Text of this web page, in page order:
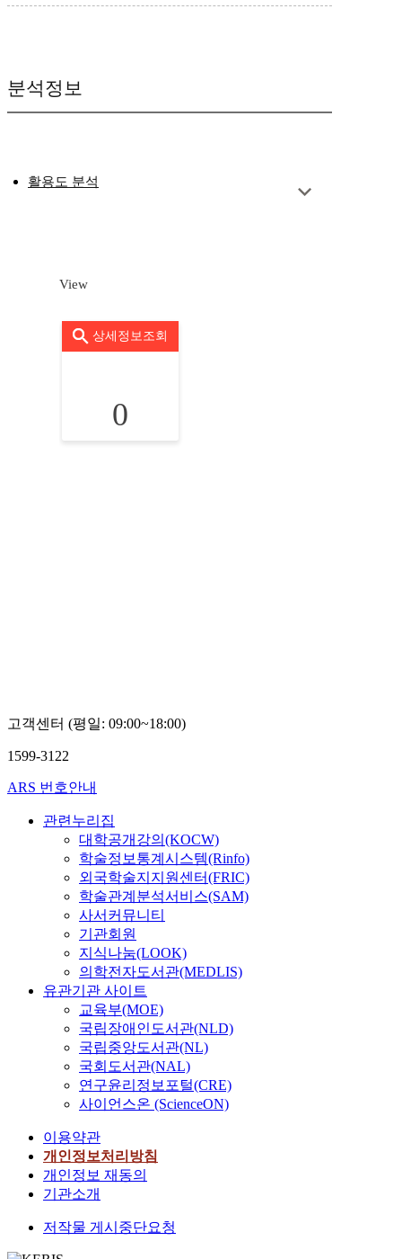
분석정보
활용도 분석
View
상세정보조회
0
고객센터 (평일: 09:00~18:00)
1599-3122
ARS 번호안내
관련누리집
대학공개강의(KOCW)
학술정보통계시스템(Rinfo)
외국학술지지원센터(FRIC)
학술관계분석서비스(SAM)
사서커뮤니티
기관회원
지식나눔(LOOK)
의학전자도서관(MEDLIS)
유관기관 사이트
교육부(MOE)
국립장애인도서관(NLD)
국립중앙도서관(NL)
국회도서관(NAL)
연구윤리정보포털(CRE)
사이언스온 (ScienceON)
이용약관
개인정보처리방침
개인정보 재동의
기관소개
저작물 게시중단요청